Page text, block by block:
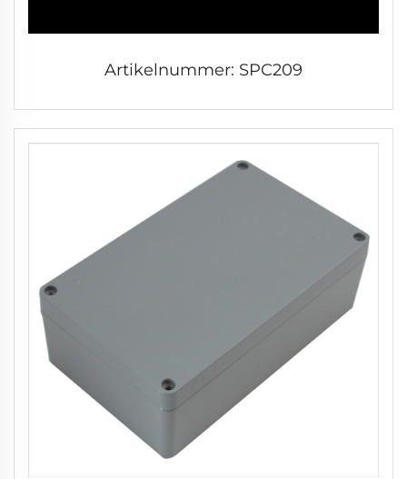
Artikelnummer: SPC209